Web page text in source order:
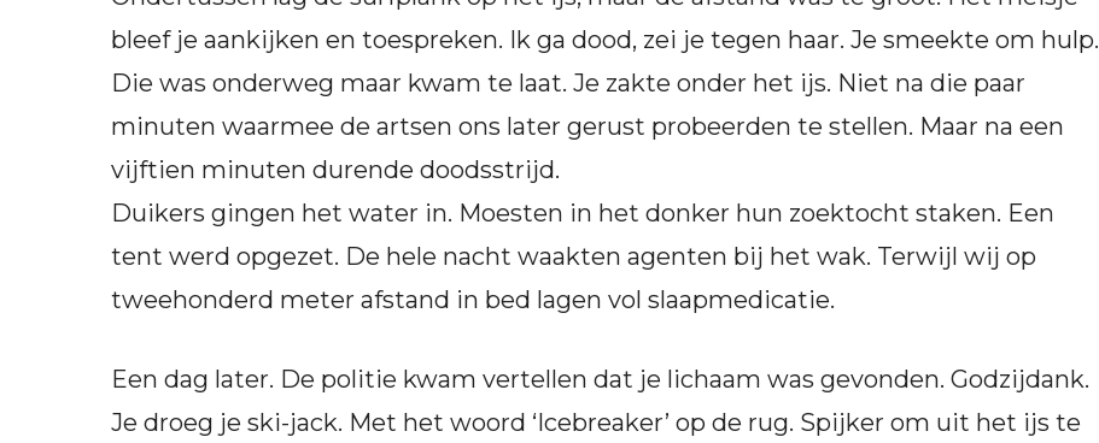
bleef je aankijken en toespreken. Ik ga dood, zei je tegen haar. Je smeekte om hulp.
Die was onderweg maar kwam te laat. Je zakte onder het ijs. Niet na die paar
minuten waarmee de artsen ons later gerust probeerden te stellen. Maar na een
vijftien minuten durende doodsstrijd.
Duikers gingen het water in. Moesten in het donker hun zoektocht staken. Een
tent werd opgezet. De hele nacht waakten agenten bij het wak. Terwijl wij op
tweehonderd meter afstand in bed lagen vol slaapmedicatie.
Een dag later. De politie kwam vertellen dat je lichaam was gevonden. Godzijdank.
Je droeg je ski-jack. Met het woord ‘Icebreaker’ op de rug. Spijker om uit het ijs te